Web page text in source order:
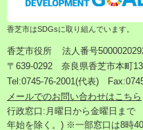
香芝市はSDGsに取り組んでいます。
香芝市役所
法人番号
〒639-0292 奈良県香芝市本町
Tel:0745-76-2001(代表)
メールでのお問い合わせはこちら
行政窓口:月曜日から金曜日まで
年始を除く。) ※一部窓口は8時